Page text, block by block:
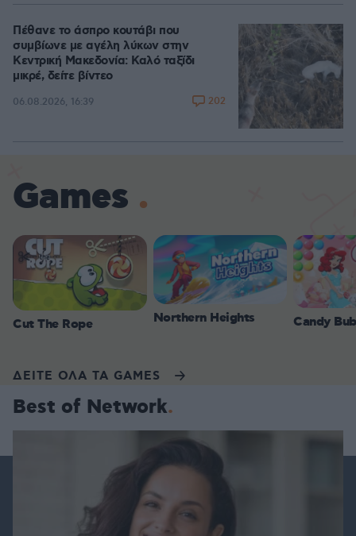
Πέθανε το άσπρο κουτάβι που
συμβίωνε με αγέλη λύκων στην
Κεντρική Μακεδονία: Καλό ταξίδι
μικρέ, δείτε βίντεο
06.08.2026, 16:39 202
Games
Cut The Rope Northern Heights Candy
ΔΕΙΤΕ ΟΛΑ ΤΑ GAMES
Best of Network